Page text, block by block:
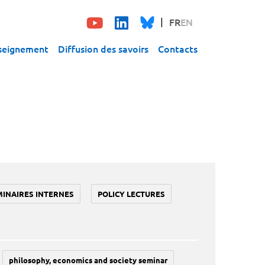
FREN
Diffusion des savoirs Contacts
INTERNES POLICY LECTURES
philosophy, economics and society seminar